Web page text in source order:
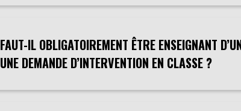
FAUT-IL OBLIGATOIREMENT ÊTRE ENSEIGNANT
UNE DEMANDE D’INTERVENTION EN CLASSE ?